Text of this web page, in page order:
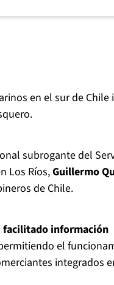
en el sur de Chile
subrogante del
Los Ríos,Guillermo
de Chile.
facilitado información
el
integrados